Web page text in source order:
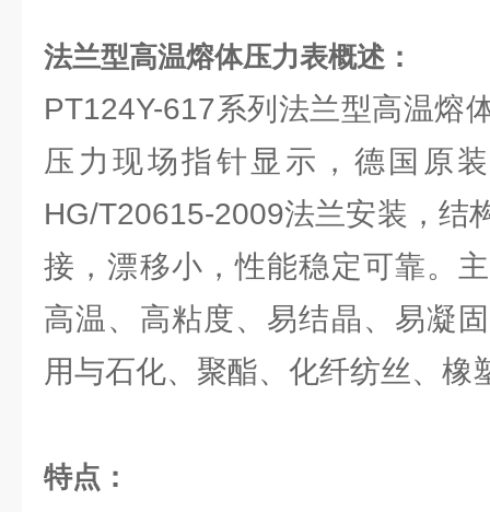
法兰型高温熔体压力表概述：
PT124Y-617系列法兰型高温熔
压力现场指针显示，德国原
HG/T20615-2009法兰安装，结
接，漂移小，性能稳定可靠。
高温、高粘度、易结晶、易凝
用与石化、聚酯、化纤纺丝、橡
特点：